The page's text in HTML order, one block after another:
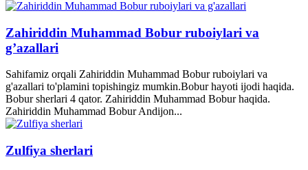
Zahiriddin Muhammad Bobur ruboiylari va
g’azallari
Sahifamiz orqali Zahiriddin Muhammad Bobur ruboiylari va
g'azallari to'plamini topishingiz mumkin.Bobur hayoti ijodi haqida.
Bobur sherlari 4 qator. Zahiriddin Muhammad Bobur haqida.
Zahiriddin Muhammad Bobur Andijon...
Zulfiya sherlari